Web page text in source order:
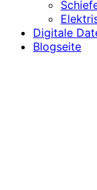
Digitale
Blogseite